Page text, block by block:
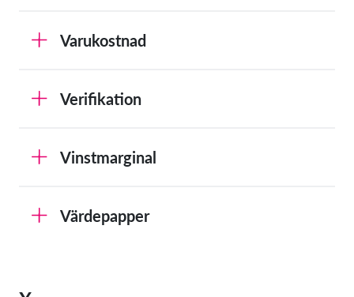
Varukostnad
Verifikation
Vinstmarginal
Värdepapper